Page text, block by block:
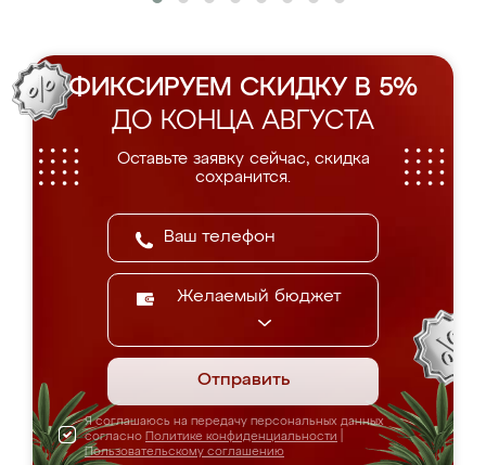
ФИКСИРУЕМ СКИДКУ В 5%
ДО КОНЦА АВГУСТА
Оставьте заявку сейчас, скидка
сохранится.
Желаемый бюджет
Отправить
Я соглашаюсь на передачу персональных данных
согласно Политике конфиденциальности
Пользовательскому соглашению